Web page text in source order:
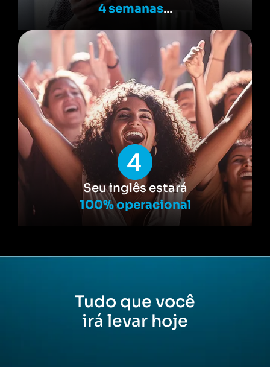
4 semanas...
Seu inglês estará
100% operacional
Tudo que você
irá levar hoje